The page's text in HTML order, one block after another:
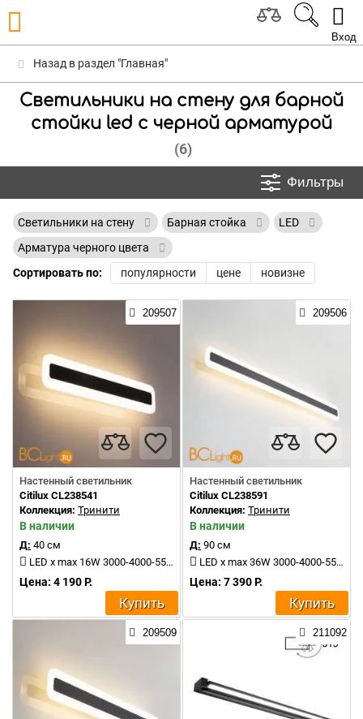
Вход
Назад в раздел "Главная"
Светильники на стену для барной
стойки led с черной арматурой
(6)
Фильтры
Светильники на стену Барная стойка
LED
Арматура черного цвета
Сортировать по:
популярности цене новизне
209507
Настенный светильник
Citilux CL238541
Коллекция: Тринити
В наличии
Д: 40 см
LED x max 16W 3000-4000-5500K 1500Lm
Цена: 4 190 Р.
Купить
209506
Настенный светильник
Citilux CL238591
Коллекция: Тринити
В наличии
Д: 90 см
LED x max 36W 3000-4000-5500K 4000Lm
Цена: 7 390 Р.
Купить
209509 211092